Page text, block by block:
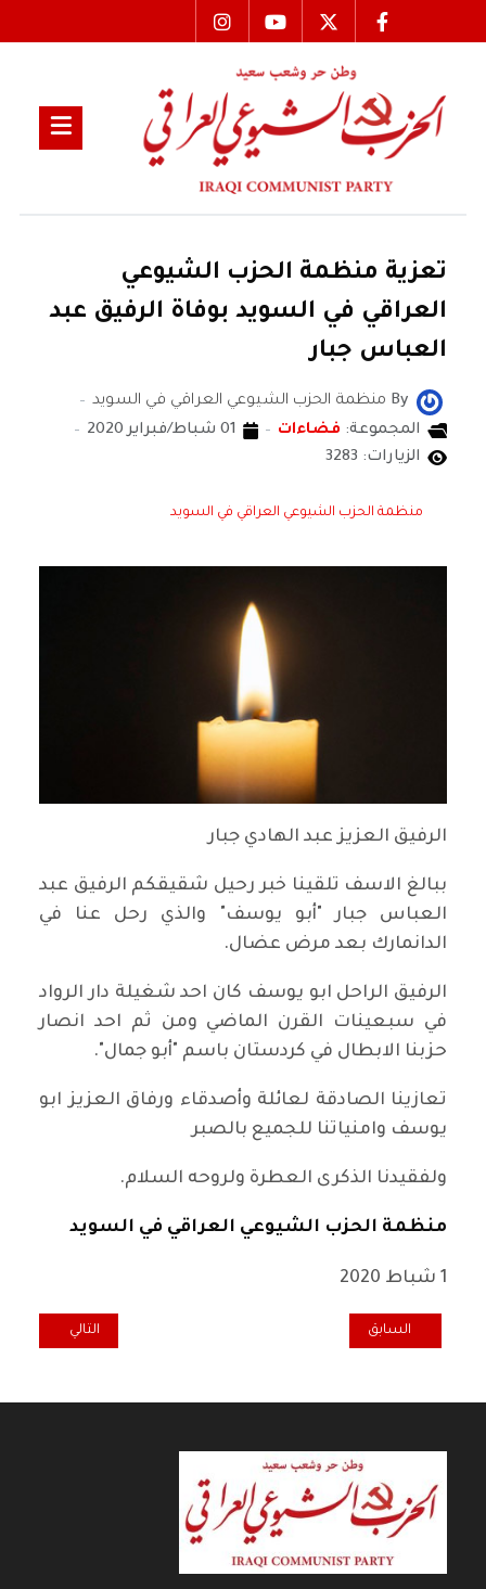
تعزية منظمة الحزب الشيوعي
العراقي في السويد بوفاة الرفيق عبد
العباس جبار
By منظمة الحزب الشيوعي العراقي في السويد
المجموعة: فضاءات
01 شباط/فبراير 2020
الزيارات: 3283
منظمة الحزب الشيوعي العراقي في السويد
الرفيق العزيز عبد الهادي جبار
ببالغ الاسف تلقينا خبر رحيل شقيقكم الرفيق عبد
العباس جبار "أبو يوسف" والذي رحل عنا في
الدانمارك بعد مرض عضال.
الرفيق الراحل ابو يوسف كان احد شغيلة دار الرواد
في سبعينات القرن الماضي ومن ثم احد انصار
حزبنا الابطال في كردستان باسم "أبو جمال".
تعازينا الصادقة لعائلة وأصدقاء ورفاق العزيز ابو
يوسف وامنياتنا للجميع بالصبر
ولفقيدنا الذكرى العطرة ولروحه السلام.
منظمة الحزب الشيوعي العراقي في السويد
1 شباط 2020
المقال السابق: تعزية ومواساة منظمة الحزب الشيوعي العراقي في
السابق المقال التالي:
التالي